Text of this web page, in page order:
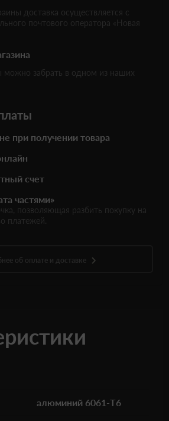
доставка осуществляется с
почтового оператора «Новая
можно забрать в одном из наших
при получении товара
счет
частями»
позволяющая разбить покупку на
платежей.
об оплате и доставке
алюминий 6061-T6